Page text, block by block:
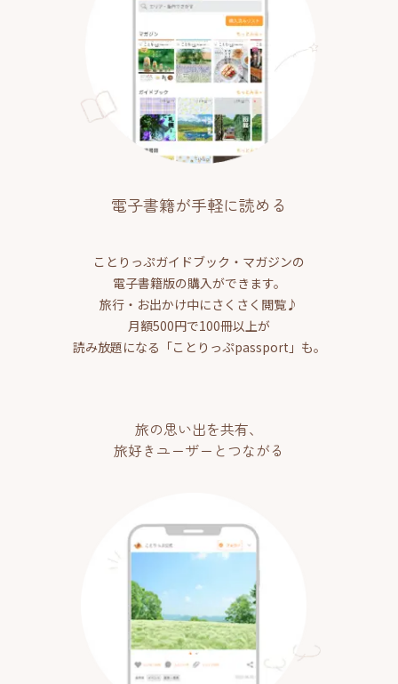
電子書籍が手軽に読める
ことりっぷガイドブック・マガジンの
電子書籍版の購入ができます。
旅行・お出かけ中にさくさく閲覧♪
月額500円で100冊以上が
読み放題になる「ことりっぷpassport」も。
旅の思い出を共有、
旅好きユーザーとつながる